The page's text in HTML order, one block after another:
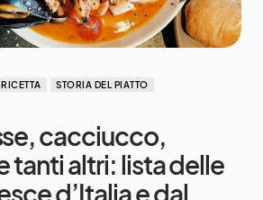
RICETTA STORIA DEL PIATTO
cacciucco,
tanti altri: lista delle
d’Italia e dal